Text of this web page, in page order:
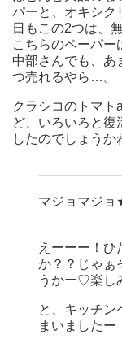
パーと、オキシク
日もこの2つは、
こちらのペーパー
中部さんでも、あ
つ売れるやら…。
クラシコのトマト
ど、いろいろと復
したのでしょうか
マジョマジ
えーーー！ひ
か？？じゃぁ
うかー♡楽し
と、キッチン
まいました